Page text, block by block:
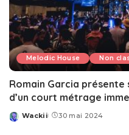
Melodic House Non
Romain Garcia présente
d’un court métrage
Posted
Wackii 30 mai 2024